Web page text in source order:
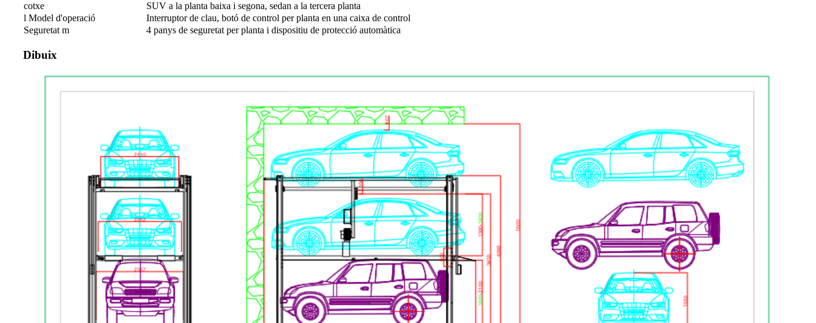
cotxe
SUV a la planta baixa i segona, sedan a la tercera planta
l Model d'operació
Interruptor de clau, botó de control per planta en una caixa de control
Seguretat m
4 panys de seguretat per planta i dispositiu de protecció automàtica
Dibuix